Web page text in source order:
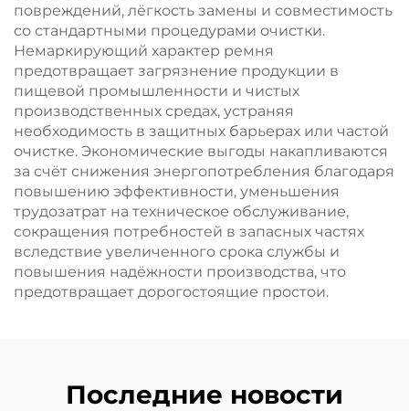
повреждений, лёгкость замены и совместимость
со стандартными процедурами очистки.
Немаркирующий характер ремня
предотвращает загрязнение продукции в
пищевой промышленности и чистых
производственных средах, устраняя
необходимость в защитных барьерах или частой
очистке. Экономические выгоды накапливаются
за счёт снижения энергопотребления благодаря
повышению эффективности, уменьшения
трудозатрат на техническое обслуживание,
сокращения потребностей в запасных частях
вследствие увеличенного срока службы и
повышения надёжности производства, что
предотвращает дорогостоящие простои.
Последние новости